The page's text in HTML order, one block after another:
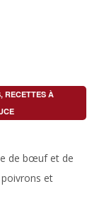
, RECETTES À
de bœuf et de
et